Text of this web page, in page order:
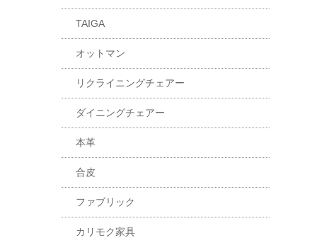
TAIGA
オットマン
リクライニングチェアー
ダイニングチェアー
本革
合皮
ファブリック
カリモク家具